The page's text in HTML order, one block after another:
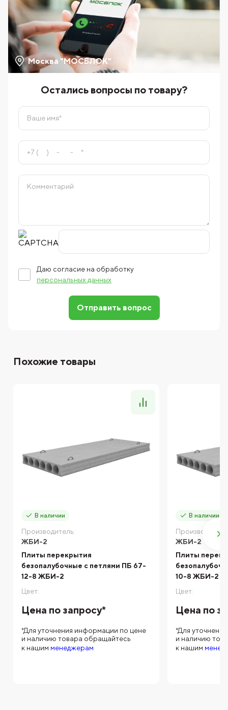
Москва "МОСБЛОК"
Остались вопросы по товару?
Даю согласие на обработку
персональных данных
Отправить вопрос
Похожие товары
В наличии
Производитель:
ЖБИ-2
Плиты перекрытия
безопалубочные с петлями ПБ 67-
12-8 ЖБИ-2
Цвет:
Цена по запросу*
*Для уточнения информации по цене
и наличию товара обращайтесь
к нашим менеджерам
В наличии
ЖБИ-2
Плиты
10-8 ЖБИ-2
Цвет:
Цена по
*Для
и наличию
к нашим